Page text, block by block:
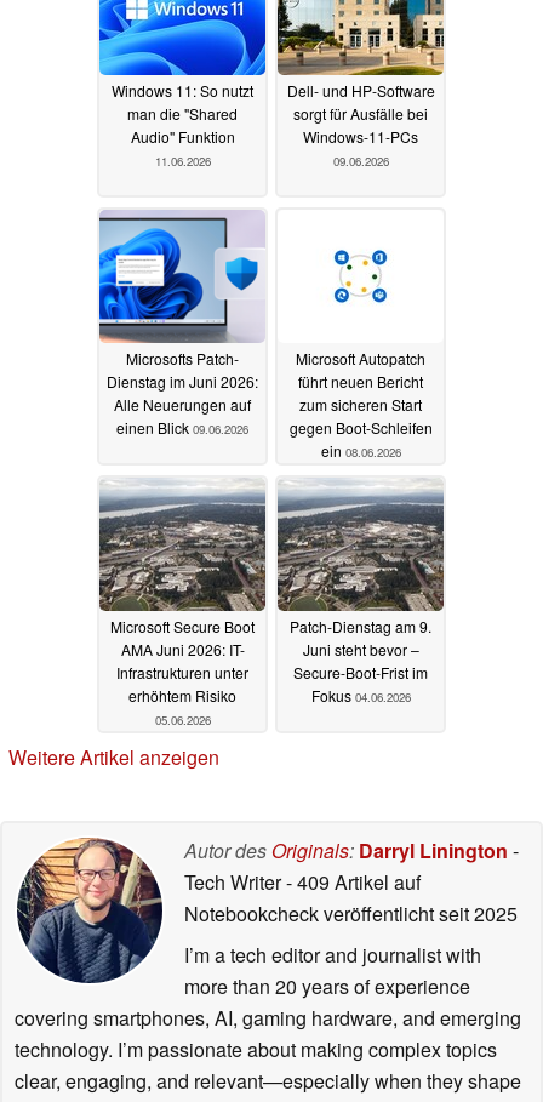
Windows 11: So nutzt
man die "Shared
Audio" Funktion
11.06.2026
Dell- und HP-Software
sorgt für Ausfälle bei
Windows-11-PCs
09.06.2026
Microsofts Patch-
Dienstag im Juni 2026:
Alle Neuerungen auf
einen Blick 09.06.2026
Microsoft Autopatch
führt neuen Bericht
zum sicheren Start
gegen Boot-Schleifen
ein 08.06.2026
Microsoft Secure Boot
AMA Juni 2026: IT-
Infrastrukturen unter
erhöhtem Risiko
05.06.2026
Patch-Dienstag am 9.
Juni steht bevor –
Secure-Boot-Frist im
Fokus 04.06.2026
Weitere Artikel anzeigen
Autor des Originals: Darryl Linington -
Tech Writer- 409 Artikel auf
Notebookcheck veröffentlichtseit 2025
I’m a tech editor and journalist with
more than 20 years of experience
covering smartphones, AI, gaming hardware, and emerging
technology. I’m passionate about making complex topics
clear, engaging, and relevant—especially when they shape